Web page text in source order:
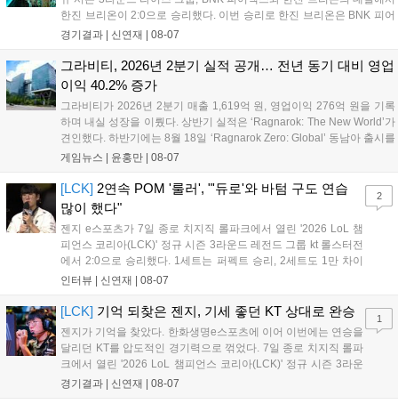
한진 브리온이 2:0으로 승리했다. 이번 승리로 한진 브리온은 BNK 피어
엑스를 제치고 라이즈 그룹 1위로 올라섰다. 1세트, 한진 브리온이 '로머'
경기결과 | 신연재 | 08-07
그라비티, 2026년 2분기 실적 공개… 전년 동기 대비 영업
이익 40.2% 증가
그라비티가 2026년 2분기 매출 1,619억 원, 영업이익 276억 원을 기록
하며 내실 성장을 이뤘다. 상반기 실적은 ‘Ragnarok: The New World’가
견인했다. 하반기에는 8월 18일 ‘Ragnarok Zero: Global’ 동남아 출시를
시작으로 9월 3일 ‘달려라 헤베레케 EX’, 9월 22일 ‘갈바테인’ 등 다양한
이’ 출시가 예정돼 있으며, 2027년에는 ‘Ragnarok 3’ 등 대작을 글로벌
출시할 계획이다. 그라비티는 조인트벤처 설립과 라그나로크 에코 시스
템 구축을 통해 신성장 동력을 확보할 방침이다....
게임뉴스 | 윤홍만 | 08-07
[LCK] 2연속 POM '룰러', "'듀로'와 바텀 구도 연습
많이 했다"
젠지 e스포츠가 7일 종로 치지직 롤파크에서 열린 '2026 LoL 챔
피언스 코리아(LCK)' 정규 시즌 3라운드 레전드 그룹 kt 롤스터전
에서 2:0으로 승리했다. 1세트는 퍼펙트 승리, 2세트도 1만 차이
를 벌리며 25분 만에 승리하면서 말 그대로 압도적인 경기력을 선
하며 POM에 선정됐...
인터뷰 | 신연재 | 08-07
2
[LCK] 기억 되찾은 젠지, 기세 좋던 KT 상대로 완승
젠지가 기억을 찾았다. 한화생명e스포츠에 이어 이번에는 연승을
달리던 KT를 압도적인 경기력으로 꺾었다. 7일 종로 치지직 롤파
크에서 열린 '2026 LoL 챔피언스 코리아(LCK)' 정규 시즌 3라운
드 레전드 그룹, kt 롤스터와 젠지 e스포츠의 대결에서 젠지가 압
경기결과 | 신연재 | 08-07
1